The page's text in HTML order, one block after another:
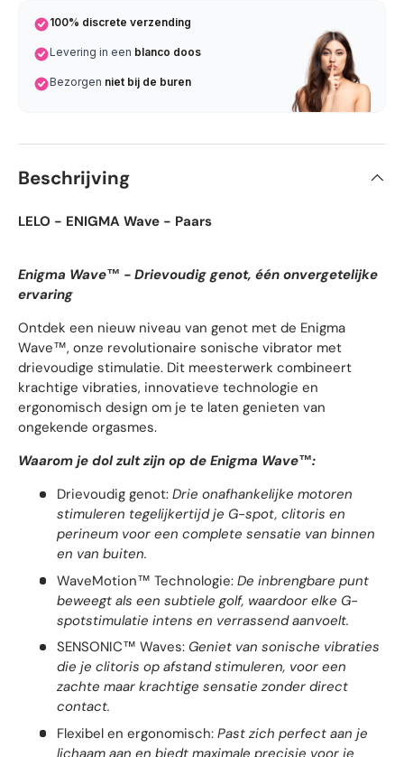
100% discrete verzending
Levering in een blanco doos
Bezorgen niet bij de buren
Beschrijving
LELO - ENIGMA Wave - Paars
Enigma Wave™ - Drievoudig genot, één onvergetelijke
ervaring
Ontdek een nieuw niveau van genot met de Enigma
Wave™, onze revolutionaire sonische vibrator met
drievoudige stimulatie. Dit meesterwerk combineert
krachtige vibraties, innovatieve technologie en
ergonomisch design om je te laten genieten van
ongekende orgasmes.
Waarom je dol zult zijn op de Enigma Wave™:
Drievoudig genot: Drie onafhankelijke motoren
stimuleren tegelijkertijd je G-spot, clitoris en
perineum voor een complete sensatie van binnen
en van buiten.
WaveMotion™ Technologie: De inbrengbare punt
beweegt als een subtiele golf, waardoor elke G-
spotstimulatie intens en verrassend aanvoelt.
SENSONIC™ Waves: Geniet van sonische vibraties
die je clitoris op afstand stimuleren, voor een
zachte maar krachtige sensatie zonder direct
contact.
Flexibel en ergonomisch: Past zich perfect aan je
lichaam aan en biedt maximale precisie voor je